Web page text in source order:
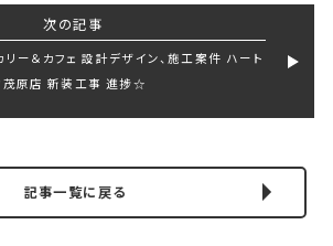
次の記事
ー＆カフェ 設計デザイン、施工案件 ハート
茂原店 新装工事 進捗☆
記事一覧に戻る